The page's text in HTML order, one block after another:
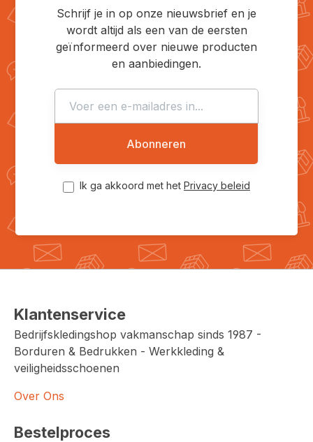
Schrijf je in op onze nieuwsbrief en je
wordt altijd als een van de eersten
geïnformeerd over nieuwe producten
en aanbiedingen.
Abonneren
Ik ga akkoord met het Privacy beleid
Klantenservice
Bedrijfskledingshop vakmanschap sinds 1987 -
Borduren & Bedrukken - Werkkleding &
veiligheidsschoenen
Over Ons
Bestelproces